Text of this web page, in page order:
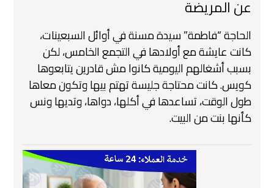
عن المريضة
الحاجة “فاطمة” سيدة مسنة في أوائل السبعينات،
كانت عايشة مع أولادها في التجمع الخامس، لكن
بسبب أشغالهم اليومية كانوا مش قادرين يتابعوها
كويس. كانت محتاجة جليسة تهتم بيها وتكون معاها
طول الوقت، تساعدها في أكلها، دواها، وتديها ونس
كأنها بنت من البيت.